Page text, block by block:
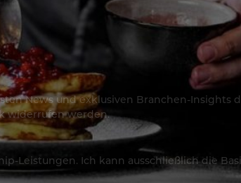
News und exklusiven Branchen-
widerrufen werden.
Leistungen. Ich kann ausschließlich die